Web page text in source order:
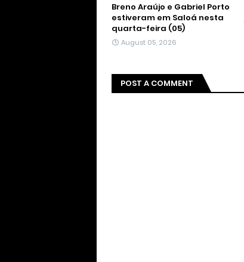
Breno Araújo e Gabriel Porto
estiveram em Saloá nesta
quarta-feira (05)
August 05, 2026
POST A COMMENT